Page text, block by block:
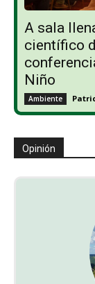
A sala
científico
Niño
Ambiente
Opinión